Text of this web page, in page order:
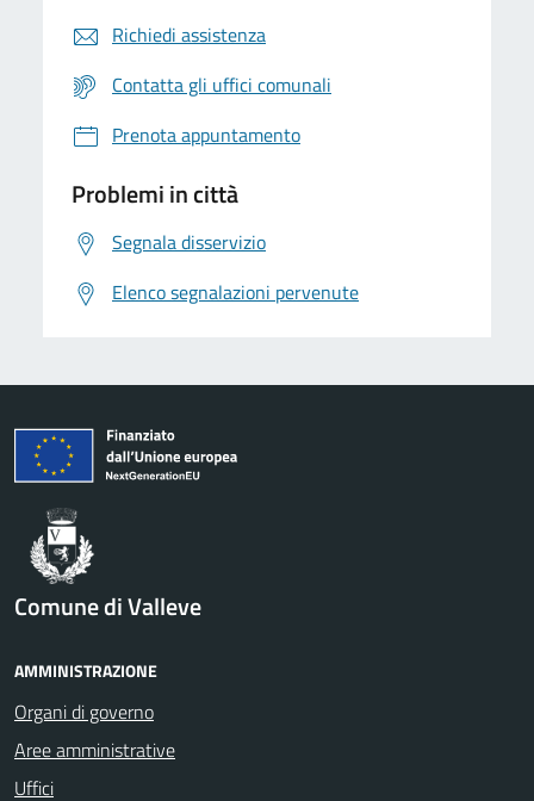
Richiedi assistenza
Contatta gli uffici comunali
Prenota appuntamento
Problemi in città
Segnala disservizio
Elenco segnalazioni pervenute
Comune di Valleve
AMMINISTRAZIONE
Organi di governo
Aree amministrative
Uffici